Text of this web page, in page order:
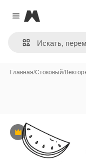
Close menu
Magnific
Главная/Стоковый/
Премиум